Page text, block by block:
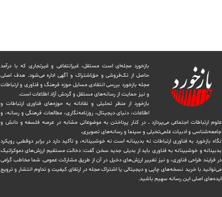
بازخورد مجله‌ای است مستقل، غیرانتفاعی و غیرتجاری که با درآمد
حاصل از تک‌فروشی و حق‌اشتراک و آگهی اداره می‌شود. ‏هدف اصلی
مجله بازخورد بررسی انتقادی مسایل حوزه فرهنگ و فناوری و ارتباطات
و نیز حمایت از رسانه‌های مستقل و‌ گردش ‏آزاد اطلاعات است.
بازخورد از منظر تحلیلی و نقادانه به حوزه‌های فناوری ارتباطات و
اطلاعات، دنیای دیجیتال، روزنامه‌نگاری، ‏مطالعات فرهنگی و رسانه، و
علوم ارتباطات اجتماعی می‌پردازد ــ در کنار پرداختن به موضوعاتی مشابه در عرصه فلسفه و دانش و
‏جامعه‌شناسی و ادبیات علمی‌تخیلی و سینما و رسانه‌های تصویری.
نگاه بازخورد به فناوری ارتباطات نه بدبینانه است نه خوشبینانه، و تأکید دارد ‏در برابر دوقطبیِ رویکرد
بدبینانه و خوشبینانه به فناوری باید از بدیلی جدید سخن گفت: دخالت مستقیم ارزش‌های دموکراتیک
در ‏فرایند طراحی فناوری، و نیز تغییر ارزش‌های دخيل در آن از طریق مشاركت عمومی. شما مخاطب گرامی
می‌توانید با خرید نسخه‌های چاپی و دیجیتالی یا ‏اشتراک مجله در ارتقای کیفیت و تداوم انتشار و ترویج
ایده‌های اصلی این رسانه سهیم باشید.